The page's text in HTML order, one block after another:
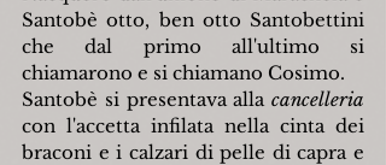
Santobè otto, ben otto Santobettini
che dal primo all'ultimo si
chiamarono e si chiamano Cosimo.
Santobè si presentava alla cancelleria
con l'accetta infilata nella cinta dei
braconi e i calzari di pelle di capra e